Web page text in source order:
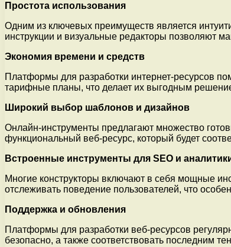
Простота использования
Одним из ключевых преимуществ является
инструкции и визуальные редакторы позволяют
Экономия времени и средств
Платформы для разработки интернет-ресурсов
тарифные планы, что делает их выгодным
Широкий выбор шаблонов и дизайнов
Онлайн-инструменты предлагают множество
функциональный веб-ресурс, который будет
Встроенные инструменты для SEO и
Многие конструкторы включают в себя мощные
отслеживать поведение пользователей, что
Поддержка и обновления
Платформы для разработки веб-ресурсов
безопасно, а также соответствовать последним